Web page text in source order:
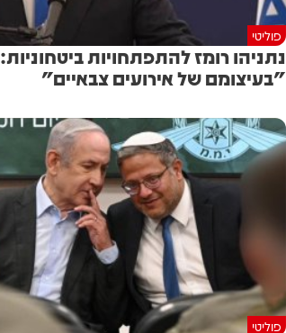
פוליטי
נתניהו רומז להתפתחויות ביטחוניות:
"בעיצומם של אירועים צבאיים"
פוליטי